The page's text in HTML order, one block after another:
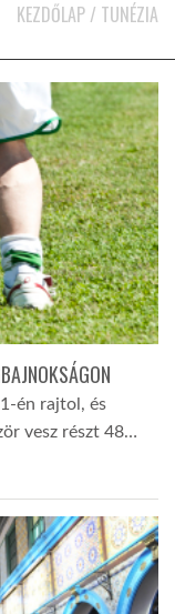
KEZDŐLAP / TUNÉZIA
én rajtol, és
vesz részt 48…